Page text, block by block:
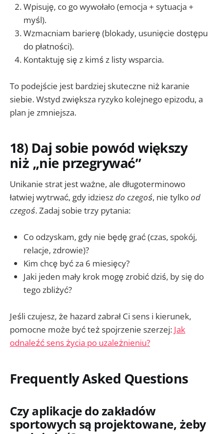
Wpisuję, co go wywołało (emocja + sytuacja +
myśl).
Wzmacniam barierę (blokady, usunięcie dostępu
do płatności).
Kontaktuję się z kimś z listy wsparcia.
To podejście jest bardziej skuteczne niż karanie
siebie. Wstyd zwiększa ryzyko kolejnego epizodu, a
plan je zmniejsza.
18) Daj sobie powód większy
niż „nie przegrywać”
Unikanie strat jest ważne, ale długoterminowo
łatwiej wytrwać, gdy idzieszdo czegoś, nie tylkood
czegoś. Zadaj sobie trzy pytania:
Co odzyskam, gdy nie będę grać (czas, spokój,
relacje, zdrowie)?
Kim chcę być za 6 miesięcy?
Jaki jeden mały krok mogę zrobić dziś, by się do
tego zbliżyć?
Jeśli czujesz, że hazard zabrał Ci sens i kierunek,
pomocne może być też spojrzenie szerzej: Jak
odnaleźć sens życia po uzależnieniu?
Frequently Asked Questions
Czy aplikacje do zakładów
sportowych są projektowane, żeby